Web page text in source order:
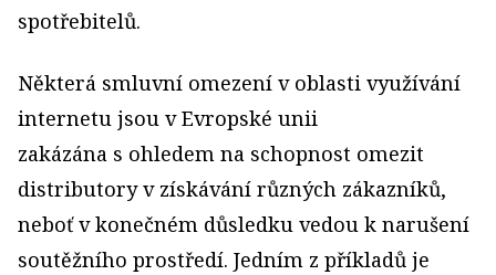
spotřebitelů.
Některá smluvní omezení v oblasti využívání
internetu jsou v Evropské unii
zakázána s ohledem na schopnost omezit
distributory v získávání různých zákazníků,
neboť v konečném důsledku vedou k narušení
soutěžního prostředí. Jedním z příkladů je